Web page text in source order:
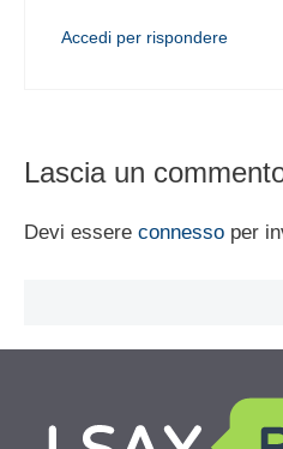
Accedi per rispondere
Lascia un
Devi essere connesso per